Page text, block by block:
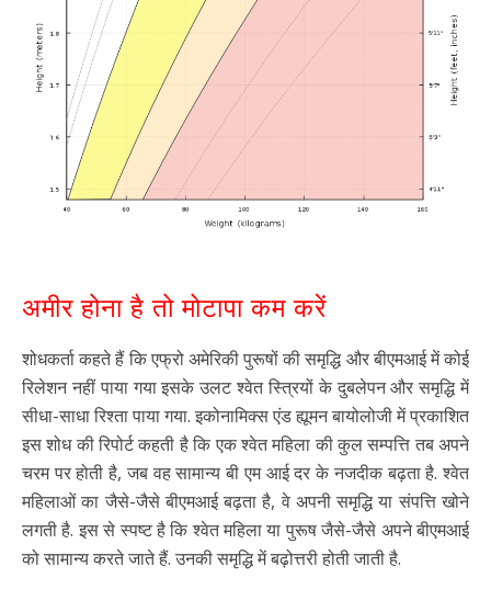
अमीर होना है तो मोटापा कम करें
शोधकर्ता कहते हैं कि एफ्रो अमेरिकी पुरूषों की समृद्धि और बीएमआई में कोई
रिलेशन नहीं पाया गया इसके उलट श्वेत स्त्रियों के दुबलेपन और समृद्धि में
सीधा-साधा रिश्ता पाया गया. इकोनामिक्स एंड ह्यूमन बायोलोजी में प्रकाशित
इस शोध की रिपोर्ट कहती है कि एक श्वेत महिला की कुल सम्पत्ति तब अपने
चरम पर होती है, जब वह सामान्य बी एम आई दर के नजदीक बढ़ता है. श्वेत
महिलाओं का जैसे-जैसे बीएमआई बढ़ता है, वे अपनी समृद्धि या संपत्ति खोने
लगती है. इस से स्पष्ट है कि श्वेत महिला या पुरूष जैसे-जैसे अपने बीएमआई
को सामान्य करते जाते हैं. उनकी समृद्धि में बढ़ोत्तरी होती जाती है.